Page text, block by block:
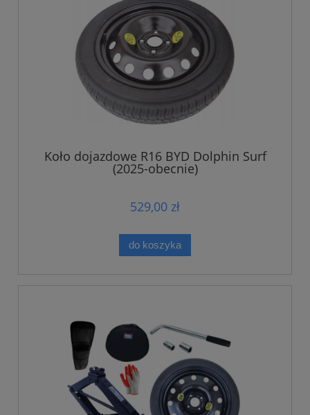
Koło dojazdowe R16 BYD Dolphin Surf
(2025-obecnie)
529,00 zł
do koszyka